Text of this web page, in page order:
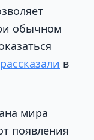
обычном
рассказали в
мира
появления